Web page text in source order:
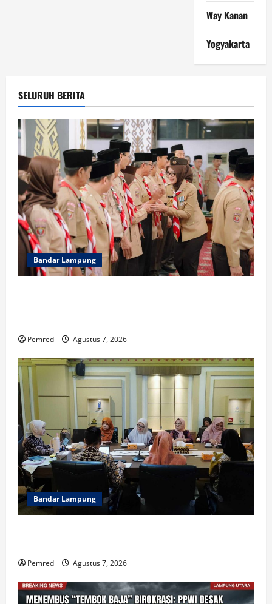
Way Kanan
Yogyakarta
SELURUH BERITA
Bandar Lampung
Pemred Agustus 7, 2026
Bandar Lampung
Pemred Agustus 7, 2026